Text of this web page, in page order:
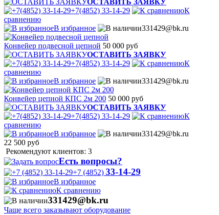
ОСТАВИТЬ ЗАЯВКУ
+7(4852) 33-14-29
К
сравнению
В избранное
331429@bk.ru
Конвейер подвесной цепной 50 000 руб
ОСТАВИТЬ ЗАЯВКУ
+7(4852) 33-14-29
К
сравнению
В избранное
331429@bk.ru
Конвейер цепной КПС 2м 200 50 000 руб
ОСТАВИТЬ ЗАЯВКУ
+7(4852) 33-14-29
К
сравнению
В избранное
331429@bk.ru
22 500 руб
Рекомендуют клиентов: 3
Есть вопросы?
+7 (4852) 33-14-29
В избранное
К сравнению
331429@bk.ru
Чаще всего заказывают оборудование